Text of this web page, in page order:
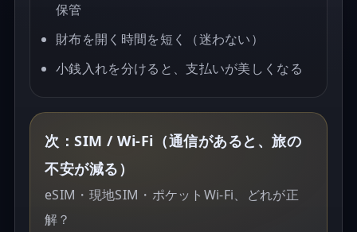
保管
財布を開く時間を短く（迷わない）
小銭入れを分けると、支払いが美しくなる
次：SIM / Wi-Fi（通信があると、旅の
不安が減る）
eSIM・現地SIM・ポケットWi-Fi、どれが正
解？